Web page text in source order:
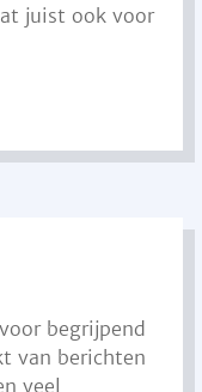
juist ook voor
begrijpend
van berichten
veel